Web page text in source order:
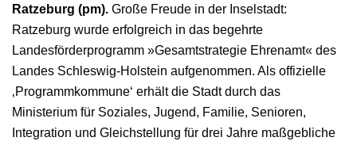
Ratzeburg (pm). Große Freude in der Inselstadt:
Ratzeburg wurde erfolgreich in das begehrte
Landesförderprogramm »Gesamtstrategie Ehrenamt« des
Landes Schleswig-Holstein aufgenommen. Als offizielle
‚Programmkommune‘ erhält die Stadt durch das
Ministerium für Soziales, Jugend, Familie, Senioren,
Integration und Gleichstellung für drei Jahre maßgebliche